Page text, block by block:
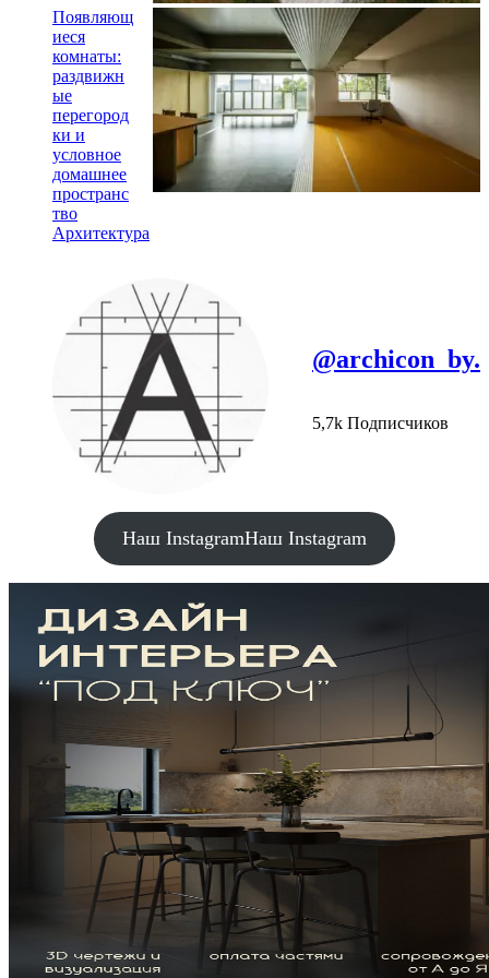
Появляющ
иеся
комнаты:
раздвижн
ые
перегород
ки и
условное
домашнее
пространс
тво
Архитектура
@archicon_by.
5,7k Подписчиков
Наш InstagramНаш Instagram